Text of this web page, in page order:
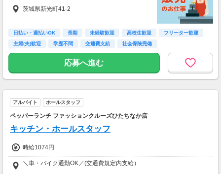
茨城県新光町41-2
日払い・週払いOK 長期 未経験歓迎 高校生歓迎
フリーター歓迎
主婦(夫)歓迎
学歴不問 交通費支給 社会保険完備
応募へ進む
アルバイト ホールスタッフ
ペッパーランチ ファッションクルーズひたちなか店
キッチン・ホールスタッフ
時給1074円
＼車・バイク通勤OK／(交通費規定内支給）